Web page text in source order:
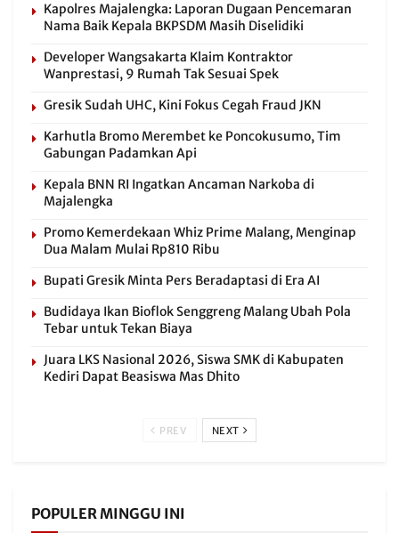
Kapolres Majalengka: Laporan Dugaan Pencemaran
Nama Baik Kepala BKPSDM Masih Diselidiki
Developer Wangsakarta Klaim Kontraktor
Wanprestasi, 9 Rumah Tak Sesuai Spek
Gresik Sudah UHC, Kini Fokus Cegah Fraud JKN
Karhutla Bromo Merembet ke Poncokusumo, Tim
Gabungan Padamkan Api
Kepala BNN RI Ingatkan Ancaman Narkoba di
Majalengka
Promo Kemerdekaan Whiz Prime Malang, Menginap
Dua Malam Mulai Rp810 Ribu
Bupati Gresik Minta Pers Beradaptasi di Era AI
Budidaya Ikan Bioflok Senggreng Malang Ubah Pola
Tebar untuk Tekan Biaya
Juara LKS Nasional 2026, Siswa SMK di Kabupaten
Kediri Dapat Beasiswa Mas Dhito
PREV NEXT
POPULER MINGGU INI